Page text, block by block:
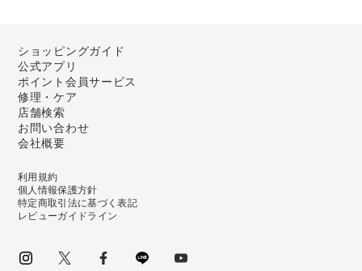
ショッピングガイド
公式アプリ
ポイント会員サービス
修理・ケア
店舗検索
お問い合わせ
会社概要
利用規約
個人情報保護方針
特定商取引法に基づく表記
レビューガイドライン